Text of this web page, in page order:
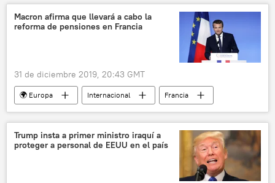
aborto
noticias
Macron afirma que llevará a cabo la
reforma de pensiones en Francia
31 de diciembre 2019, 20:43 GMT
🌍 Europa Internacional
Francia
Emmanuel Macron
reforma de pensiones
noticias
Trump insta a primer ministro iraquí a
proteger a personal de EEUU en el país